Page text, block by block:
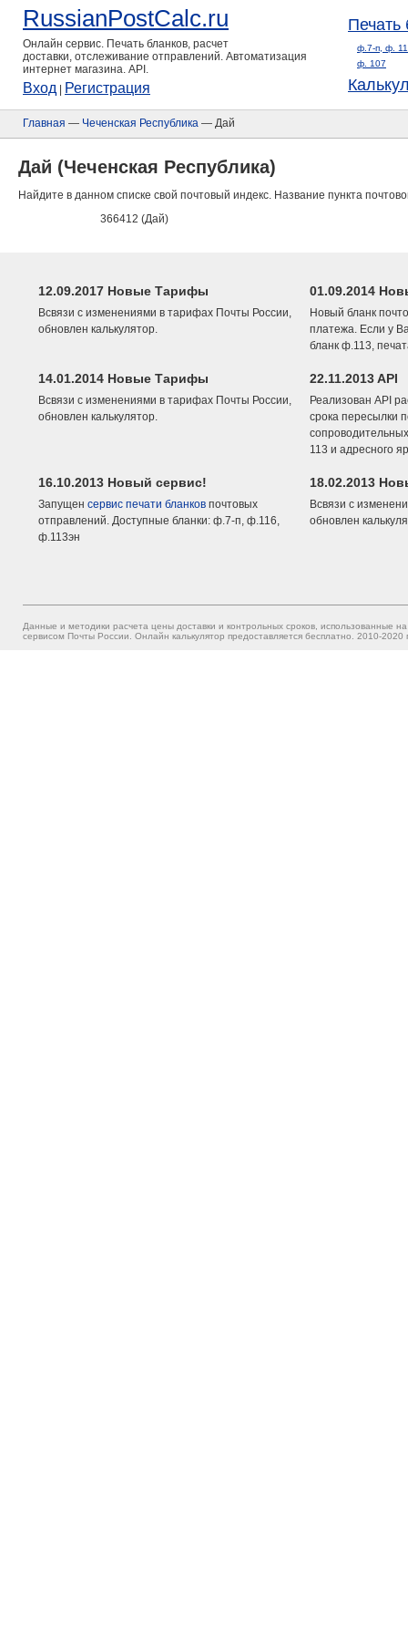
RussianPostCalc.ru
Онлайн сервис. Печать бланков, расчет
доставки, отслеживание отправлений. Автоматизация
интернет магазина. API.
Вход Регистрация
Печать
ф.7-п, ф.
ф. 107
Главная — Чеченская Республика — Дай
Дай (Чеченская Республика)
Найдите в данном списке свой почтовый индекс. Название пункта
366412 (Дай)
12.09.2017 Новые Тарифы
Всвязи с изменениями в тарифах Почты России,
обновлен калькулятор.
01.09.2014
Новый бланк
платежа. Если у
бланк ф.113,
14.01.2014 Новые Тарифы
Всвязи с изменениями в тарифах Почты России,
обновлен калькулятор.
22.11.2013 API
Реализован API
срока пересылки
113 и адресного
16.10.2013 Новый сервис!
Запущен сервис печати бланков почтовых
отправлений. Доступные бланки: ф.7-п, ф.116,
ф.113эн
18.02.2013
Всвязи с
обновлен
Данные и методики расчета цены доставки и контрольных сроков, использованные
сервисом Почты России. Онлайн калькулятор предоставляется бесплатно. 2010-2020